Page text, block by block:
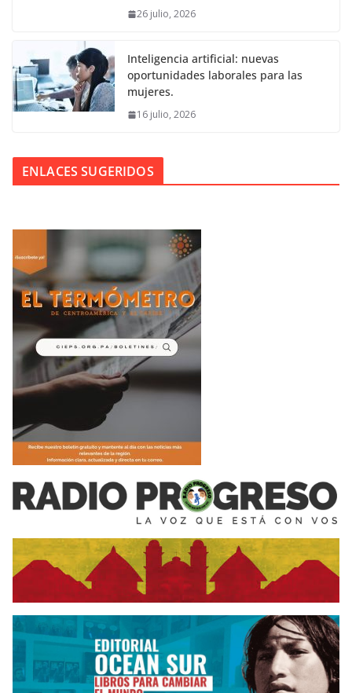
26 julio, 2026
Inteligencia artificial: nuevas
oportunidades laborales para las
mujeres.
16 julio, 2026
ENLACES SUGERIDOS